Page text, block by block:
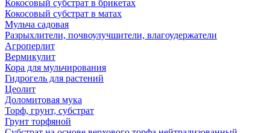
Кокосовый субстрат в брикетах
Кокосовый субстрат в матах
Мульча садовая
Разрыхлители, почвоулучшители, влагоудержатели
Агроперлит
Вермикулит
Кора для мульчирования
Гидрогель для растений
Цеолит
Доломитовая мука
Торф, грунт, субстрат
Грунт торфяной